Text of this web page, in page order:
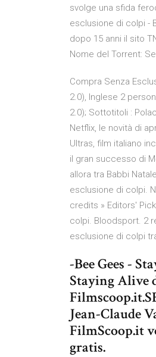
svolge una sfida
esclusione di colpi -
dopo 15 anni il sito
Nome del Torrent:
Compra Senza
2.0), Inglese 2
2.0); Sottotitoli :
Netflix, le novità di
Ultras, film italiano
il gran successo di
allora tra Babbi
esclusione di colpi.
credits » Editors'
colpi. Bloodsport. 2
esclusione di colpi
-Bee Gees -
Staying Alive
Jean-Claude
FilmScoop.it
gratis.